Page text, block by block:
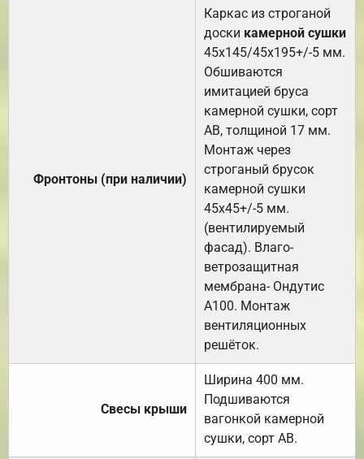
Фронтоны (при наличии)
Каркас из строганой
доски камерной сушки
45х145/45х195+/-5 мм.
Обшиваются
имитацией бруса
камерной сушки, сорт
АВ, толщиной 17 мм.
Монтаж через
строганый брусок
камерной сушки
45х45+/-5 мм.
(вентилируемый
фасад). Влаго-
ветрозащитная
мембрана- Ондутис
А100. Монтаж
вентиляционных
решёток.
Свесы крыши
Ширина 400 мм.
Подшиваются
вагонкой камерной
сушки, сорт АВ.